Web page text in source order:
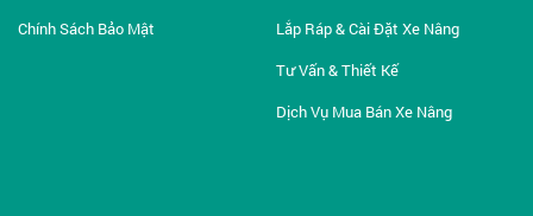
Chính Sách Bảo Mật
Lắp Ráp & Cài Đặt Xe Nâng
Tư Vấn & Thiết Kế
Dịch Vụ Mua Bán Xe Nâng